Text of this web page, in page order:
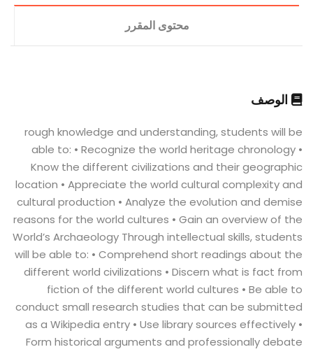
محتوى المقرر
الوصف
rough knowledge and understanding, students will be
able to: • Recognize the world heritage chronology •
Know the different civilizations and their geographic
location • Appreciate the world cultural complexity and
cultural production • Analyze the evolution and demise
reasons for the world cultures • Gain an overview of the
World’s Archaeology Through intellectual skills, students
will be able to: • Comprehend short readings about the
different world civilizations • Discern what is fact from
fiction of the different world cultures • Be able to
conduct small research studies that can be submitted
as a Wikipedia entry • Use library sources effectively •
Form historical arguments and professionally debate